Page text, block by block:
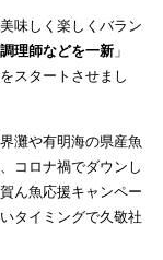
味しく楽しくバラン
理師などを一新 」
をスタートさせまし
灘や有明海の県産魚
コロナ禍でダウンし
ん魚応援キャンペー
タイミングで久敬社